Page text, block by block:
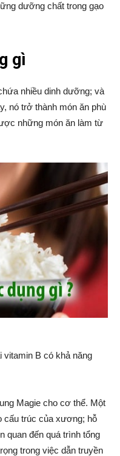
dưỡng chất trong gạo
gì
nhiều dinh dưỡng; và
nó trở thành món ăn phù
những món ăn làm từ
vitamin B có khả năng
Magie cho cơ thể. Một
cấu trúc của xương; hỗ
quan đến quá trình tổng
trong việc dẫn truyền